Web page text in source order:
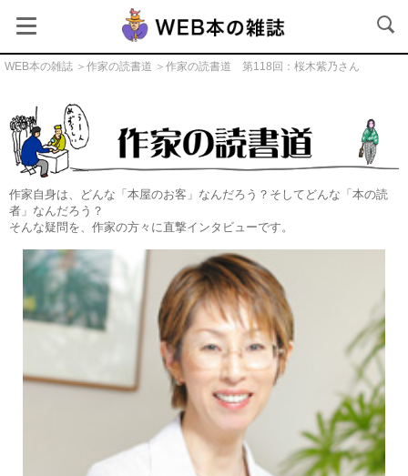
WEB本の雑誌 ＞ 作家の読書道 ＞作家の読書道 第118回：桜木紫乃さん
作家の読書道
作家自身は、どんな「本屋のお客」なんだろう？そしてどんな「本の読
者」なんだろう？
そんな疑問を、作家の方々に直撃インタビューです。